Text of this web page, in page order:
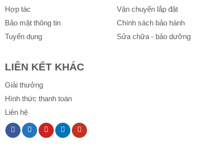
Hợp tác
Bảo mật thông tin
Tuyển dụng
Vận chuyển lắp đặt
Chính sách bảo hành
Sửa chữa - bảo dưỡng
LIÊN KẾT KHÁC
Giải thưởng
Hình thức thanh toán
Liên hệ